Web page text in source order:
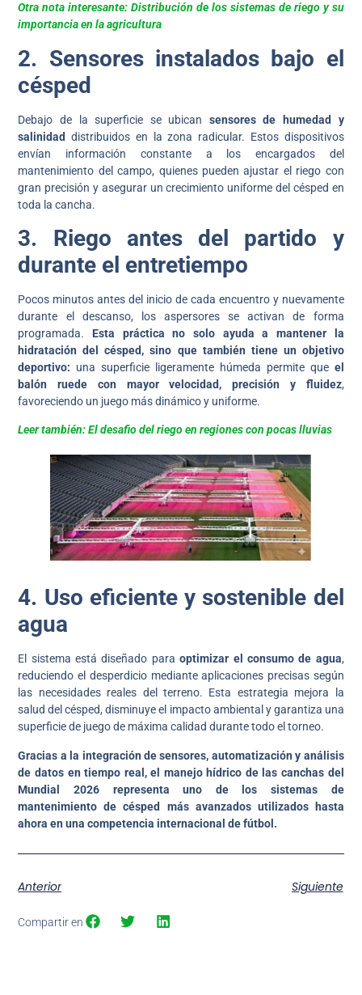
Otra nota interesante: Distribución de los sistemas de riego y su
importancia en la agricultura
2. Sensores instalados bajo el
césped
Debajo de la superficie se ubican sensores de humedad y
salinidad distribuidos en la zona radicular. Estos dispositivos
envían información constante a los encargados del
mantenimiento del campo, quienes pueden ajustar el riego con
gran precisión y asegurar un crecimiento uniforme del césped en
toda la cancha.
3. Riego antes del partido y
durante el entretiempo
Pocos minutos antes del inicio de cada encuentro y nuevamente
durante el descanso, los aspersores se activan de forma
programada. Esta práctica no solo ayuda a mantener la
hidratación del césped, sino que también tiene un objetivo
deportivo: una superficie ligeramente húmeda permite que el
balón ruede con mayor velocidad, precisión y fluidez,
favoreciendo un juego más dinámico y uniforme.
Leer también: El desafio del riego en regiones con pocas lluvias
4. Uso eficiente y sostenible del
agua
El sistema está diseñado paraoptimizar el consumo de agua,
reduciendo el desperdicio mediante aplicaciones precisas según
las necesidades reales del terreno. Esta estrategia mejora la
salud del césped, disminuye el impacto ambiental y garantiza una
superficie de juego de máxima calidad durante todo el torneo.
Gracias a la integración de sensores, automatización y análisis
de datos en tiempo real, el manejo hídrico de las canchas del
Mundial 2026 representa uno de los sistemas de
mantenimiento de césped más avanzados utilizados hasta
ahora en una competencia internacional de fútbol.
Anterior Siguiente
Compartir en